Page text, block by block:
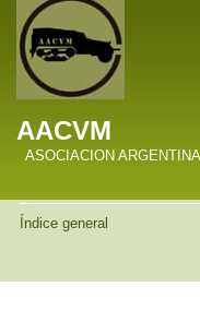
AACVM
ASOCIACION
Índice general